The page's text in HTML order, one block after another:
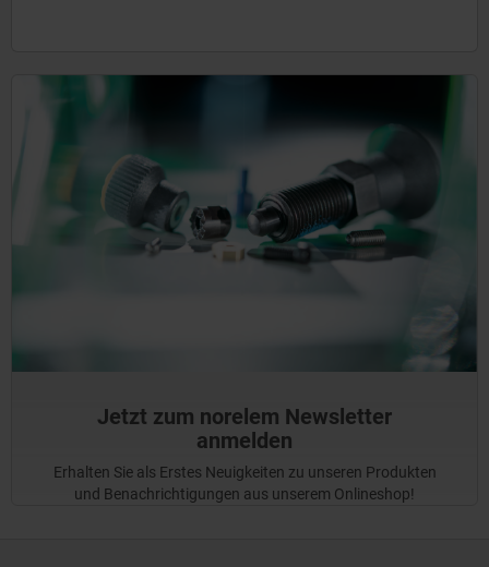
Jetzt zum norelem Newsletter
anmelden
Erhalten Sie als Erstes Neuigkeiten zu unseren Produkten
und Benachrichtigungen aus unserem Onlineshop!